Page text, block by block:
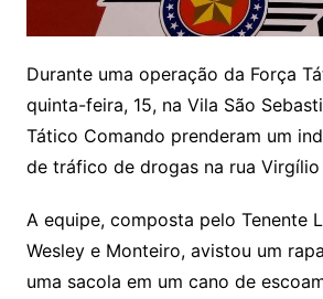
Durante uma operação da Força
quinta-feira, 15, na Vila São
Tático Comando prenderam um
de tráfico de drogas na rua Virgílio
A equipe, composta pelo Tenente
Wesley e Monteiro, avistou um
uma sacola em um cano de